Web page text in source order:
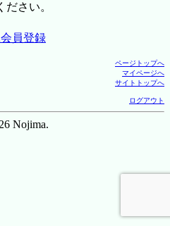
ださい。
員登録
ページトップへ
マイページへ
サイトトップへ
ログアウト
Nojima.